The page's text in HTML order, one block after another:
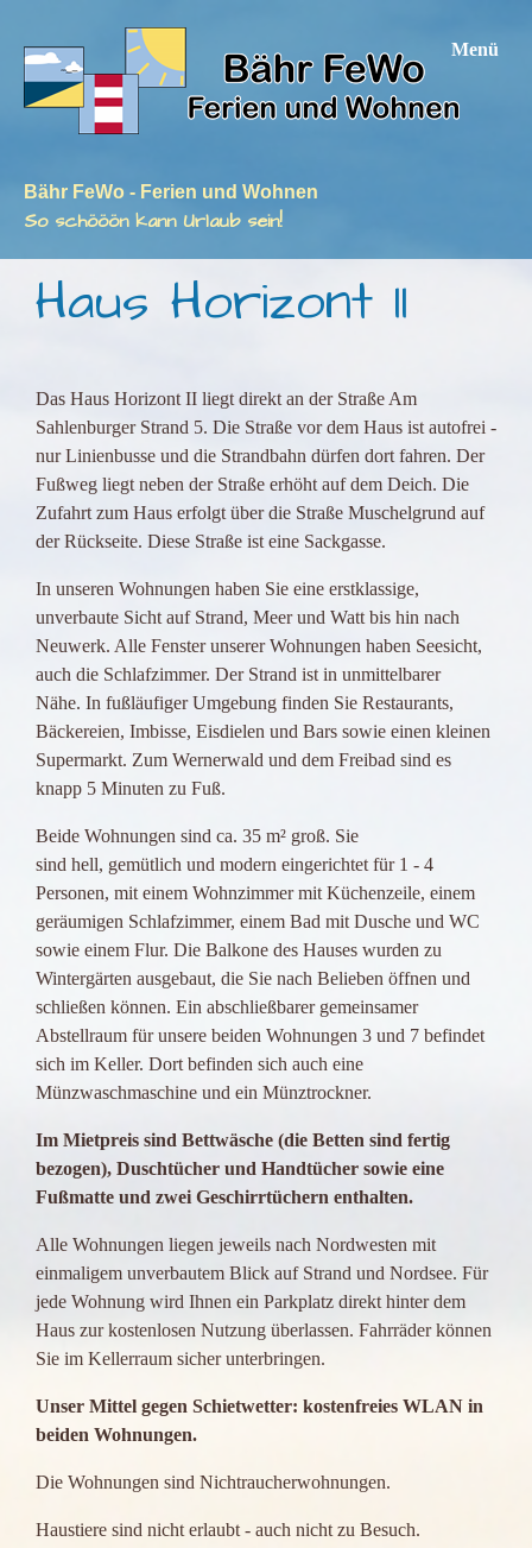
Bähr FeWo - Ferien und Wohnen
So schööön kann Urlaub sein!
Menü
Haus Horizont II
Das Haus Horizont II liegt direkt an der Straße Am
Sahlenburger Strand 5. Die Straße vor dem Haus ist autofrei -
nur Linienbusse und die Strandbahn dürfen dort fahren. Der
Fußweg liegt neben der Straße erhöht auf dem Deich. Die
Zufahrt zum Haus erfolgt über die Straße Muschelgrund auf
der Rückseite. Diese Straße ist eine Sackgasse.
In unseren Wohnungen haben Sie eine erstklassige,
unverbaute Sicht auf Strand, Meer und Watt bis hin nach
Neuwerk. Alle Fenster unserer Wohnungen haben Seesicht,
auch die Schlafzimmer. Der Strand ist in unmittelbarer
Nähe. In fußläufiger Umgebung finden Sie Restaurants,
Bäckereien, Imbisse, Eisdielen und Bars sowie einen kleinen
Supermarkt. Zum Wernerwald und dem Freibad sind es
knapp 5 Minuten zu Fuß.
Beide Wohnungen sind ca. 35 m² groß. Sie
sind hell, gemütlich und modern eingerichtet für 1 - 4
Personen, mit einem Wohnzimmer mit Küchenzeile, einem
geräumigen Schlafzimmer, einem Bad mit Dusche und WC
sowie einem Flur. Die Balkone des Hauses wurden zu
Wintergärten ausgebaut, die Sie nach Belieben öffnen und
schließen können. Ein abschließbarer gemeinsamer
Abstellraum für unsere beiden Wohnungen 3 und 7 befindet
sich im Keller. Dort befinden sich auch eine
Münzwaschmaschine und ein Münztrockner.
Im Mietpreis sind Bettwäsche (die Betten sind fertig
bezogen), Duschtücher und Handtücher sowie eine
Fußmatte und zwei Geschirrtüchern enthalten.
Alle Wohnungen liegen jeweils nach Nordwesten mit
einmaligem unverbautem Blick auf Strand und Nordsee. Für
jede Wohnung wird Ihnen ein Parkplatz direkt hinter dem
Haus zur kostenlosen Nutzung überlassen. Fahrräder können
Sie im Kellerraum sicher unterbringen.
Unser Mittel gegen Schietwetter: kostenfreies WLAN in
beiden Wohnungen.
Die Wohnungen sind Nichtraucherwohnungen.
Haustiere sind nicht erlaubt - auch nicht zu Besuch.